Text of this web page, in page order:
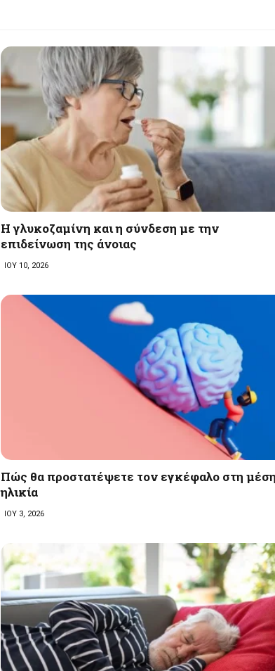
Η γλυκοζαμίνη και η σύνδεση με την
επιδείνωση της άνοιας
ΙΟΥ 10, 2026
Πώς θα προστατέψετε τον εγκέφαλο στη μέση
ηλικία
ΙΟΥ 3, 2026